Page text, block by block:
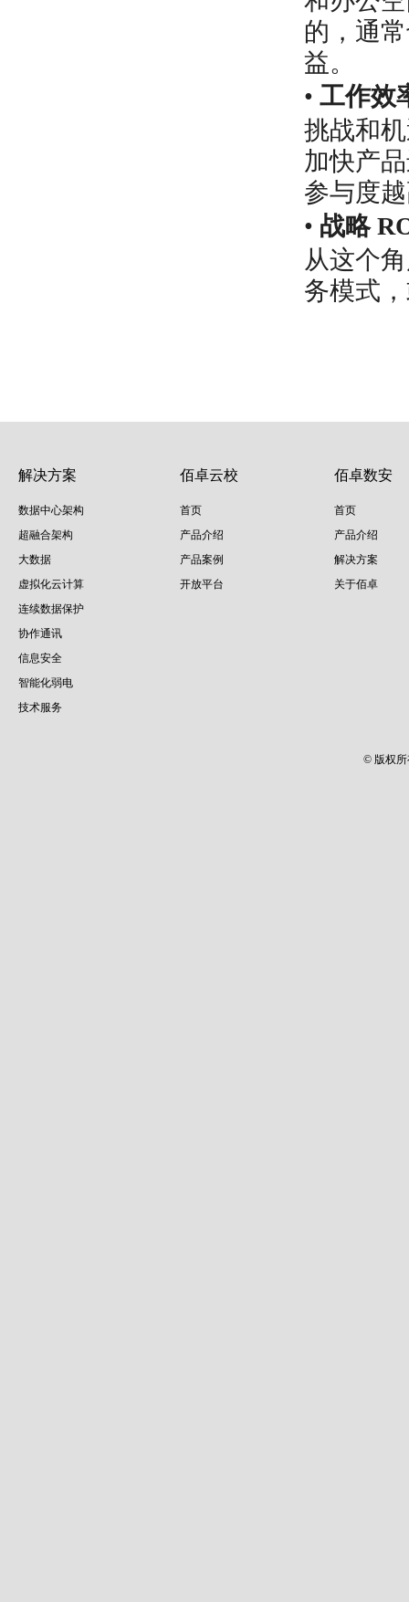
的，通
益。
• 工作效
挑战和
加快产
参与度
• 战略
从这个
务模式
解决方案
数据中心架构
超融合架构
大数据
虚拟化云计算
连续数据保护
协作通讯
信息安全
智能化弱电
技术服务
佰卓云校
首页
产品介绍
产品案例
开放平台
佰卓数安
首页
产品介绍
解决方案
关于佰卓
© 版权所